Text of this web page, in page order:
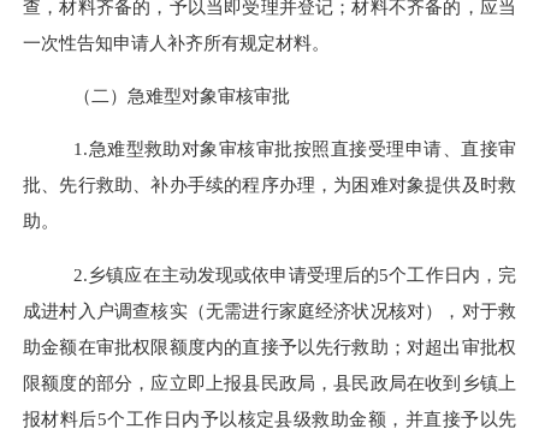
查，材料齐备的，予以当即受理并登记；材料不齐备的，应当
一次性告知申请人补齐所有规定材料。
（二）急难型对象审核审批
1.急难型救助对象审核审批按照直接受理申请、直接审
批、先行救助、补办手续的程序办理，为困难对象提供及时救
助。
2.乡镇应在主动发现或依申请受理后的5个工作日内，完
成进村入户调查核实（无需进行家庭经济状况核对），对于救
助金额在审批权限额度内的直接予以先行救助；对超出审批权
限额度的部分，应立即上报县民政局，县民政局在收到乡镇上
报材料后5个工作日内予以核定县级救助金额，并直接予以先